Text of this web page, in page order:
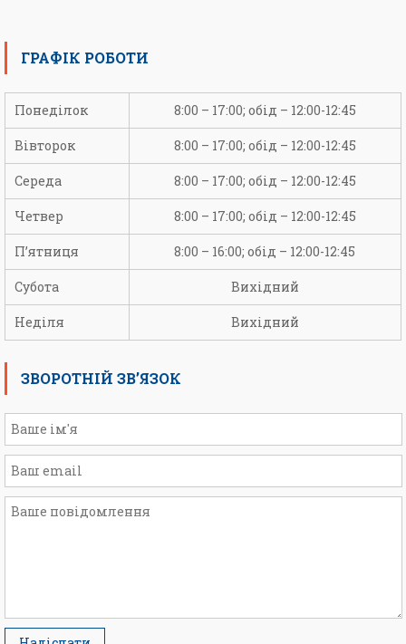
ГРАФІК РОБОТИ
Понеділок 8:00 – 17:00; обід – 12:00-12:45
Вівторок 8:00 – 17:00; обід – 12:00-12:45
Середа 8:00 – 17:00; обід – 12:00-12:45
Четвер 8:00 – 17:00; обід – 12:00-12:45
П’ятниця 8:00 – 16:00; обід – 12:00-12:45
Субота Вихідний
Неділя Вихідний
ЗВОРОТНІЙ ЗВ’ЯЗОК